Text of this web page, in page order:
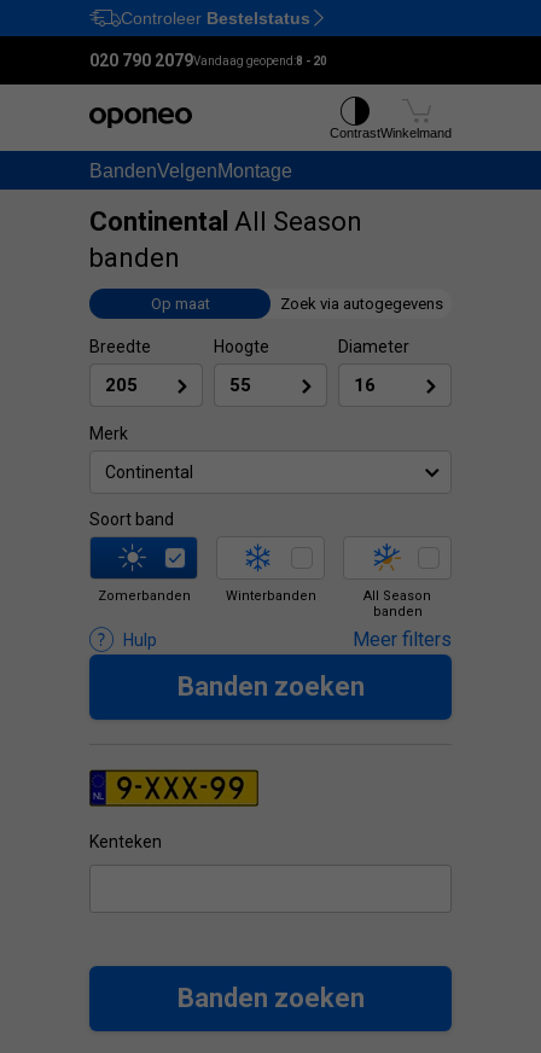
Ctrl M
Controleer Bestelstatus
020 790 2079Vandaag geopend:8 - 20
BandenVelgenMontage
ContrastWinkelmand
Continental All Season
banden
Op maat Zoek via autogegevens
Breedte Hoogte Diameter
Merk
Continental
Soort band
Zomerbanden Winterbanden
All Season
banden
Hulp Meer filters
Banden zoeken
Kenteken
Banden zoeken